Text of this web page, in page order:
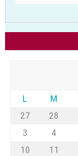
L M
27
28
3
4
10
11